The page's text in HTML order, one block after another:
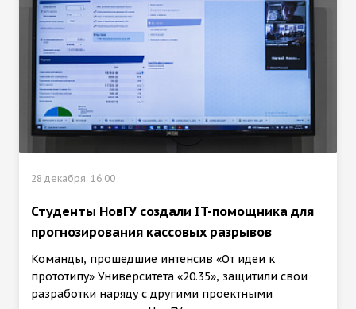
28 декабря, 16:00
Студенты НовГУ создали IT-помощника для
прогнозирования кассовых разрывов
Команды, прошедшие интенсив «От идеи к
прототипу» Университета «20.35», защитили свои
разработки наряду с другими проектными